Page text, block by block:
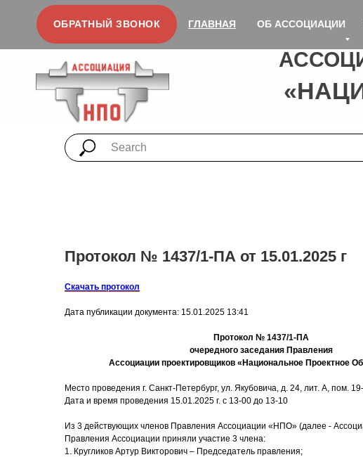
ОБ АССОЦИАЦИИ
ГЛАВНАЯ
ОБРАТНЫЙ ЗВОНОК
Протокол № 1437/1-ПА от 15.01.2025 г
Скачать протокол
Дата публикации документа: 15.01.2025 13:41
Протокол № 1437/1-ПА
очередного заседания Правления
Ассоциации проектировщиков «Национальное Проектное
Место проведения г. Санкт-Петербург, ул. Якубовича, д. 24, лит. А, пом.
Дата и время проведения 15.01.2025 г. с 13-00 до 13-10
Из 3 действующих членов Правления Ассоциации «НПО» (далее -
Правления Ассоциации приняли участие 3 члена:
1. Кругликов Артур Викторович – Председатель правления;